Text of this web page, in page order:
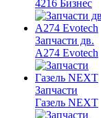
4216 Бизнес
Запчасти дв.
A274 Evotech
Запчасти
Газель NEXT